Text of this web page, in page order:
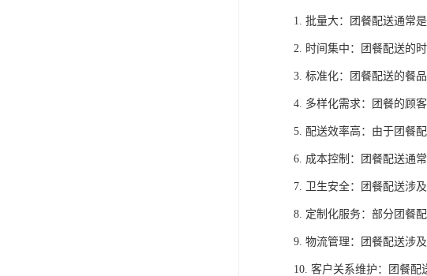
1. 批量大：团餐配送通常
2. 时间集中：团餐配送的
3. 标准化：团餐配送的餐
4. 多样化需求：团餐的顾
5. 配送效率高：由于团餐
6. 成本控制：团餐配送通
7. 卫生安全：团餐配送涉
8. 定制化服务：部分团餐
9. 物流管理：团餐配送涉
10. 客户关系维护：团餐配